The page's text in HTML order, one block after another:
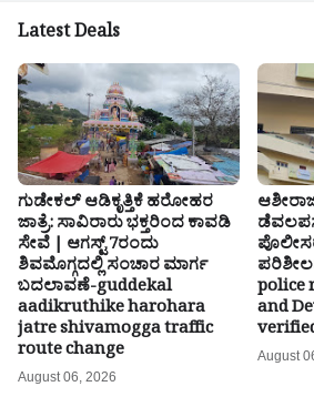
Latest Deals
ಗುಡೇಕಲ್ ಆಡಿಕೃತ್ತಿಕೆ ಹರೋಹರ
ಜಾತ್ರೆ: ಸಾವಿರಾರು ಭಕ್ತರಿಂದ ಕಾವಡಿ
ಸೇವೆ | ಆಗಸ್ಟ್ 7ರಂದು
ಶಿವಮೊಗ್ಗದಲ್ಲಿ ಸಂಚಾರ ಮಾರ್ಗ
ಬದಲಾವಣೆ-guddekal
aadikruthike harohara
jatre shivamogga traffic
route change
August 06, 2026
police
and
August